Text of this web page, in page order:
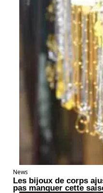
News
Les bijoux de corps
pas manquer cette